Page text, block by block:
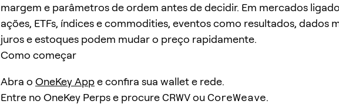
margem e parâmetros de ordem antes de decidir. Em mercados
ações, ETFs, índices e commodities, eventos como resultados, dados
juros e estoques podem mudar o preço rapidamente.
Como começar
Abra o OneKey Appe confira sua wallet e rede.
Entre no OneKey Perps e procureCRWVou CoreWeave.